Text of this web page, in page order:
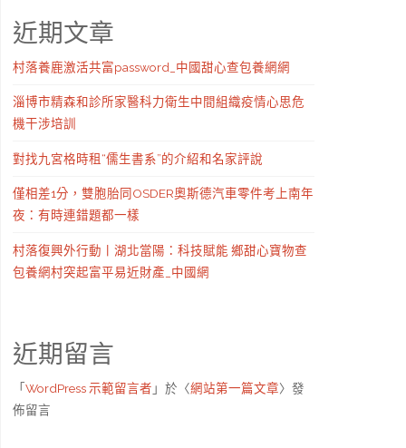
近期文章
村落養鹿激活共富password_中國甜心查包養網網
淄博市精森和診所家醫科力衛生中間組織疫情心思危
機干涉培訓
對找九宮格時租“儒生書系”的介紹和名家評說
僅相差1分，雙胞胎同OSDER奧斯德汽車零件考上南年
夜：有時連錯題都一樣
村落復興外行動丨湖北當陽：科技賦能 鄉甜心寶物查
包養網村突起富平易近財產_中國網
近期留言
「WordPress 示範留言者 」於〈網站第一篇文章〉發
佈留言